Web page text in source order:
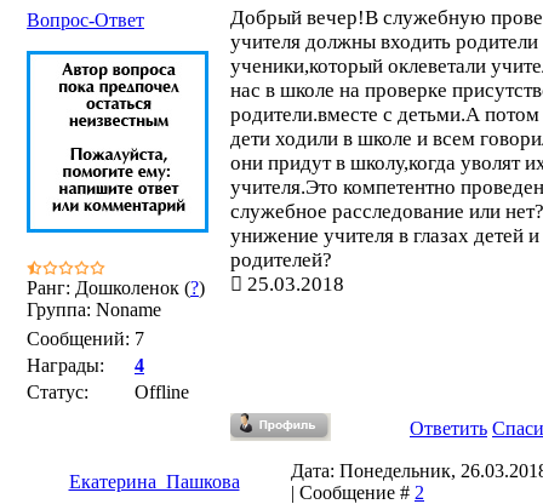
Вопрос-Ответ
Ранг: Дошколенок (?)
Группа: Noname
Сообщений: 7
Награды:
4
Статус:
Offline
Добрый вечер!В служебную
учителя должны входить родители
ученики,который оклеветали
нас в школе на проверке
родители.вместе с детьми.А
дети ходили в школе и всем
они придут в школу,когда уволят
учителя.Это компетентно
служебное расследование или
унижение учителя в глазах детей и
родителей?
25.03.2018
Ответить
Екатерина_Пашкова
Дата: Понедельник,
| Сообщение # 2